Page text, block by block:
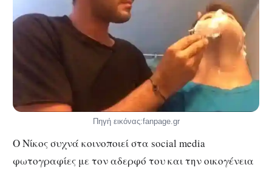
Πηγή εικόνας:fanpage.gr
Ο Νίκος συχνά κοινοποιεί στα social media
φωτογραφίες με τον αδερφό του και την οικογένεια